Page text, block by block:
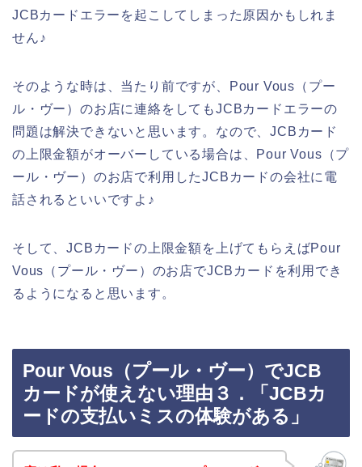
JCBカードエラーを起こしてしまった原因かもしれま
せん♪
そのような時は、当たり前ですが、Pour Vous（プー
ル・ヴー）のお店に連絡をしてもJCBカードエラーの
問題は解決できないと思います。なので、JCBカード
の上限金額がオーバーしている場合は、Pour Vous（プ
ール・ヴー）のお店で利用したJCBカードの会社に電
話されるといいですよ♪
そして、JCBカードの上限金額を上げてもらえばPour
Vous（プール・ヴー）のお店でJCBカードを利用でき
るようになると思います。
Pour Vous（プール・ヴー）でJCB
カードが使えない理由３．「JCBカ
ードの支払いミスの体験がある」